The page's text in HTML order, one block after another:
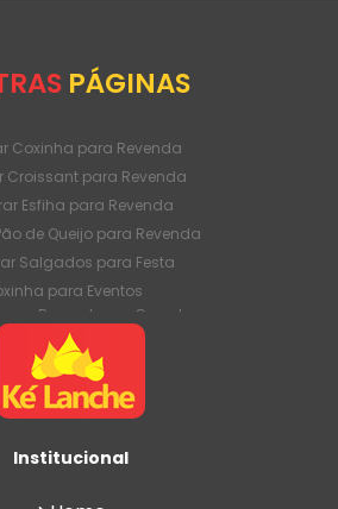
PÁGINAS
Coxinha para Revenda
Croissant para Revenda
Esfiha para Revenda
de Queijo para Revenda
Salgados para Festa
para Eventos
Revenda em Grande
Quantidade
Venda Direto da Fábrica
para Venda em Atacado
para Revenda em Grande
Venda Direto da Fábrica
Institucional